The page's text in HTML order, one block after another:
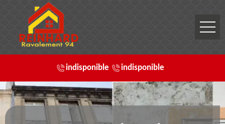
indisponible indisponible